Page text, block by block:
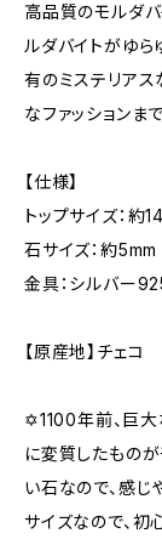
高品質のモルダバ
ルダバイトがゆ
有のミステリア
なファッションま
【仕様】
トップサイズ：約
石サイズ：約5mm
金具：シルバー
【原産地】チェコ
✡1100年前、巨
に変質したもの
い石なので、感じ
サイズなので、初